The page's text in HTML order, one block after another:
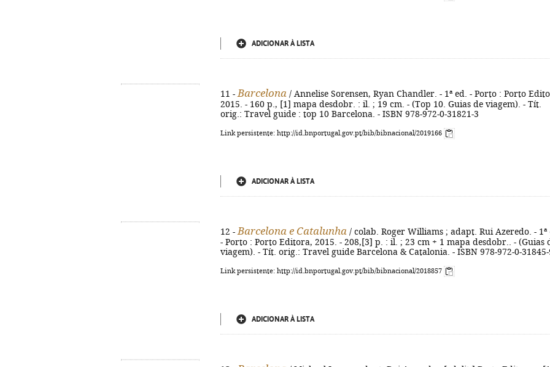
ADICIONAR À LISTA
11 - Barcelona / Annelise Sorensen, Ryan Chandler. - 1ª ed. - Porto : Porto
2015. - 160 p., [1] mapa desdobr. : il. ; 19 cm. - (Top 10. Guias de viagem). - Tít.
orig.: Travel guide : top 10 Barcelona. - ISBN 978-972-0-31821-3
Link persistente: http://id.bnportugal.gov.pt/bib/bibnacional/2019166
ADICIONAR À LISTA
12 - Barcelona e Catalunha / colab. Roger Williams ; adapt. Rui Azeredo. - 1ª
- Porto : Porto Editora, 2015. - 208,[3] p. : il. ; 23 cm + 1 mapa desdobr.. - (Guias
viagem). - Tít. orig.: Travel guide Barcelona & Catalonia. - ISBN 978-972-0-
Link persistente: http://id.bnportugal.gov.pt/bib/bibnacional/2018857
ADICIONAR À LISTA